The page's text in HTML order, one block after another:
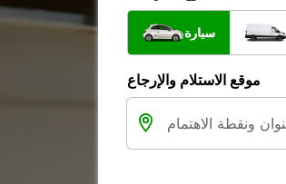
سيارة
موقع الاستلام والإرجاع